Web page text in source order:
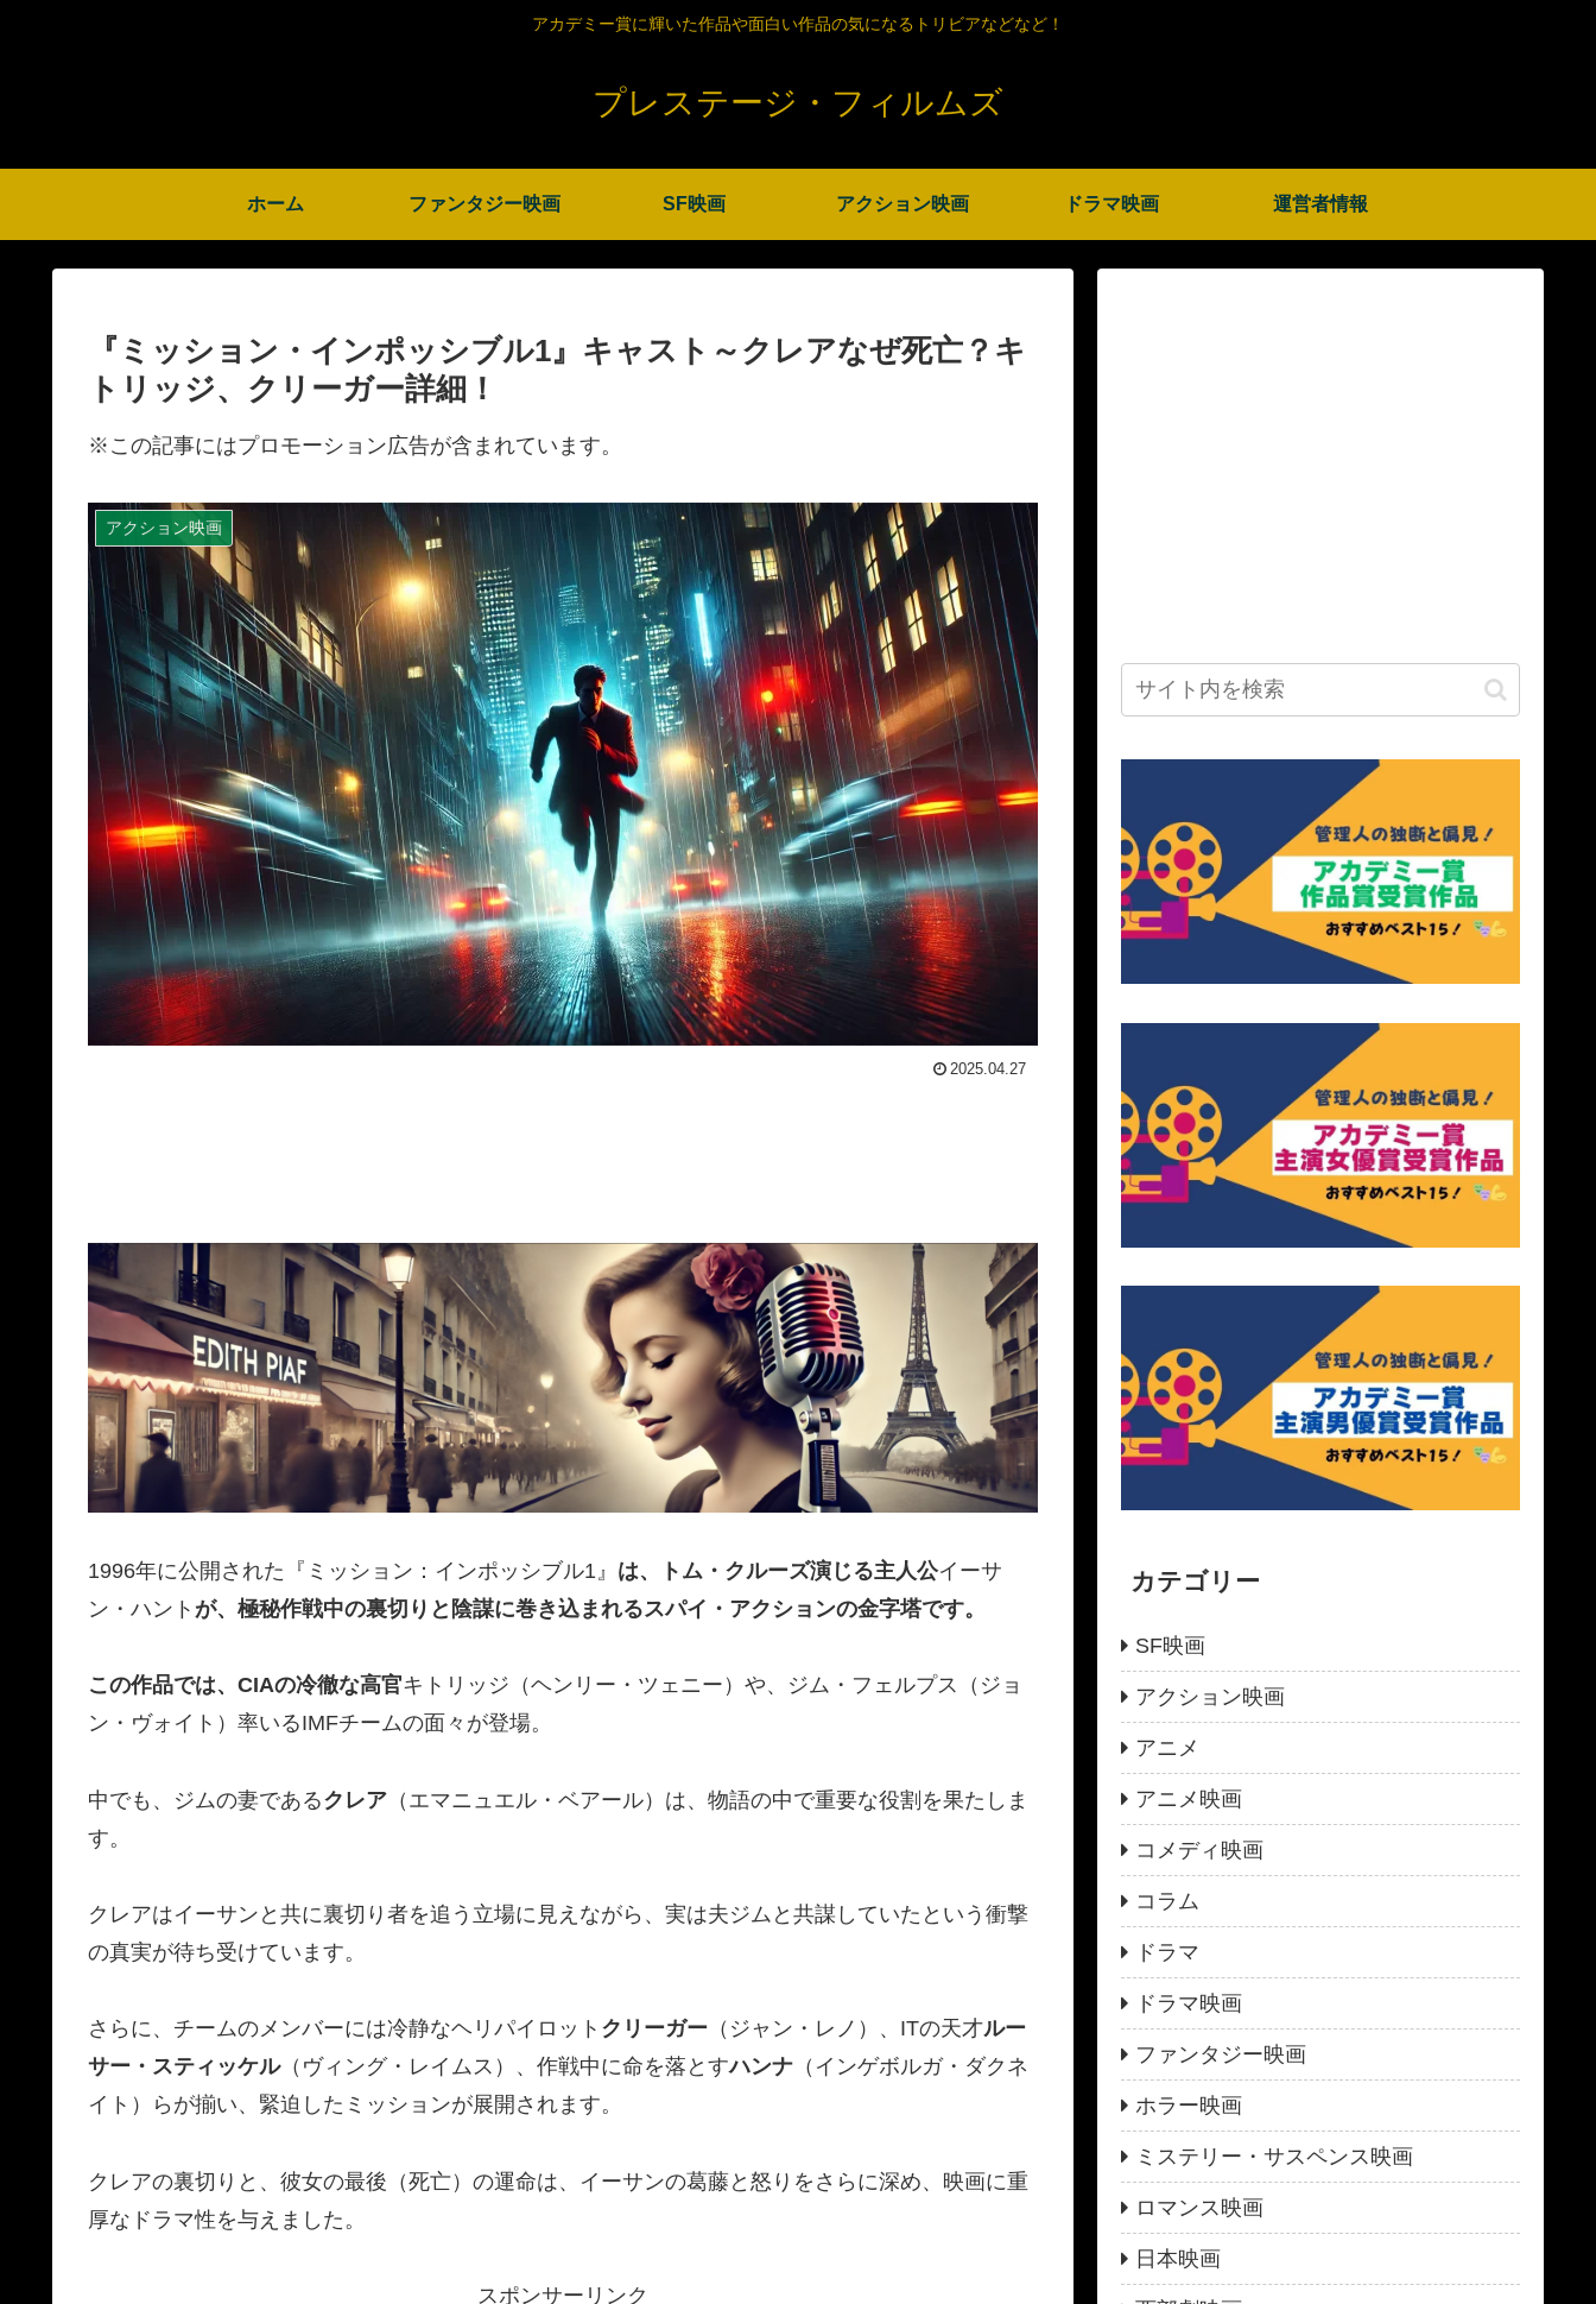
アカデミー賞に輝いた作品や面白い作品の気になるトリビアなどなど！
プレステージ・フィルムズ
ホーム ファンタジー映画 SF映画 アクション映画 ドラマ映画 運営者情報
『ミッション・インポッシブル1』キャスト～クレアなぜ死亡？キ
トリッジ、クリーガー詳細！
※この記事にはプロモーション広告が含まれています。
アクション映画
2025.04.27
1996年に公開された『ミッション：インポッシブル1』 は、トム・クルーズ演じる主人公イーサ
ン・ハント が、極秘作戦中の裏切りと陰謀に巻き込まれるスパイ・アクションの金字塔です。
この作品では、CIAの冷徹な高官キトリッジ（ヘンリー・ツェニー）や、ジム・フェルプス（ジョ
ン・ヴォイト）率いるIMFチームの面々が登場。
中でも、ジムの妻であるクレア （エマニュエル・ベアール）は、物語の中で重要な役割を果たしま
す。
クレアはイーサンと共に裏切り者を追う立場に見えながら、実は夫ジムと共謀していたという衝撃
の真実が待ち受けています。
さらに、チームのメンバーには冷静なヘリパイロット クリーガー （ジャン・レノ）、ITの天才ルー
サー・スティッケル（ヴィング・レイムス）、作戦中に命を落とすハンナ （インゲボルガ・ダクネ
イト）らが揃い、緊迫したミッションが展開されます。
クレアの裏切りと、彼女の最後（死亡）の運命は、イーサンの葛藤と怒りをさらに深め、映画に重
厚なドラマ性を与えました。
スポンサーリンク
カテゴリー
SF映画
アクション映画
アニメ
アニメ映画
コメディ映画
コラム
ドラマ
ドラマ映画
ファンタジー映画
ホラー映画
ミステリー・サスペンス映画
ロマンス映画
日本映画